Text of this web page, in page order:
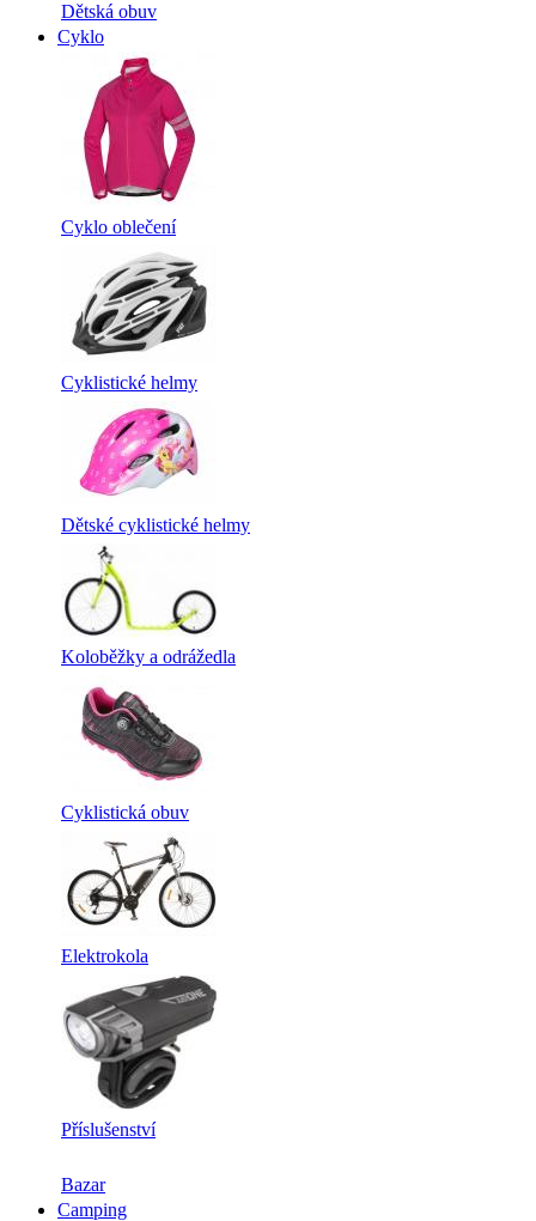
Dětská obuv
Cyklo
Cyklo oblečení
Cyklistické helmy
Dětské cyklistické helmy
Koloběžky a odrážedla
Cyklistická obuv
Elektrokola
Příslušenství
Bazar
Camping